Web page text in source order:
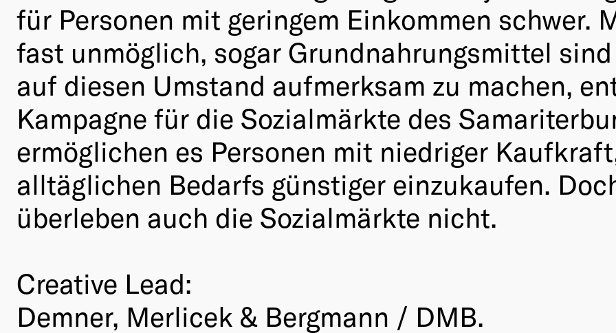
für Personen mit geringem Einkommen schwer.
fast unmöglich, sogar Grundnahrungsmittel
auf diesen Umstand aufmerksam zu machen,
Kampagne für die Sozialmärkte des
ermöglichen es Personen mit niedriger
alltäglichen Bedarfs günstiger einzukaufen.
überleben auch die Sozialmärkte nicht.
Creative Lead:
Demner, Merlicek & Bergmann / DMB.